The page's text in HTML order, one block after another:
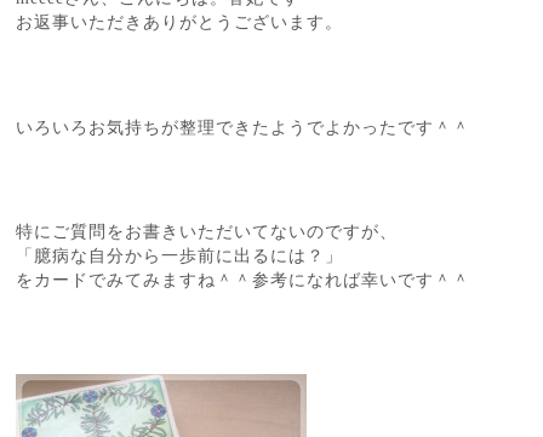
お返事いただきありがとうございます。
いろいろお気持ちが整理できたようでよかったです＾＾
特にご質問をお書きいただいてないのですが、
「臆病な自分から一歩前に出るには？」
をカードでみてみますね＾＾参考になれば幸いです＾＾